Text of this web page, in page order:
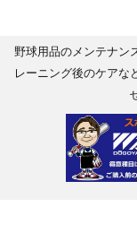
野球用品のメンテナン
レーニング後のケアな